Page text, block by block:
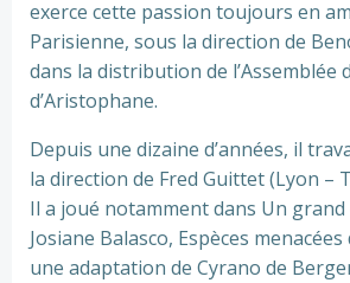
exerce cette passion toujours en
Parisienne, sous la direction de
dans la distribution de l’Assemblée
d’Aristophane.
Depuis une dizaine d’années, il
la direction de Fred Guittet (Lyon –
Il a joué notamment dans Un grand
Josiane Balasco, Espèces menacées
une adaptation de Cyrano de